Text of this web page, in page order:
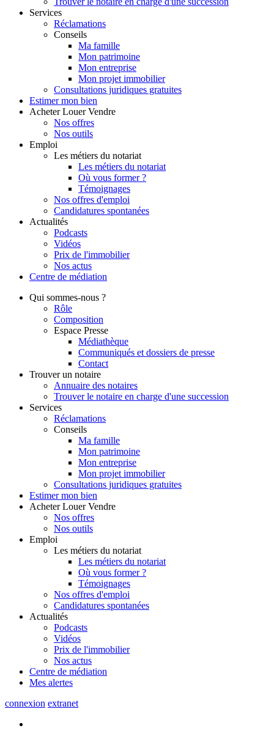
Services
Réclamations
Conseils
Ma famille
Mon patrimoine
Mon entreprise
Mon projet immobilier
Consultations juridiques gratuites
Estimer mon bien
Acheter Louer Vendre
Nos offres
Nos outils
Emploi
Les métiers du notariat
Les métiers du notariat
Où vous former ?
Témoignages
Nos offres d'emploi
Candidatures spontanées
Actualités
Podcasts
Vidéos
Prix de l'immobilier
Nos actus
Centre de médiation
Qui sommes-nous ?
Rôle
Composition
Espace Presse
Médiathèque
Communiqués et dossiers de presse
Contact
Trouver un notaire
Annuaire des notaires
Trouver le notaire en charge d'une succession
Services
Réclamations
Conseils
Ma famille
Mon patrimoine
Mon entreprise
Mon projet immobilier
Consultations juridiques gratuites
Estimer mon bien
Acheter Louer Vendre
Nos offres
Nos outils
Emploi
Les métiers du notariat
Les métiers du notariat
Où vous former ?
Témoignages
Nos offres d'emploi
Candidatures spontanées
Actualités
Podcasts
Vidéos
Prix de l'immobilier
Nos actus
Centre de médiation
Mes alertes
connexion extranet